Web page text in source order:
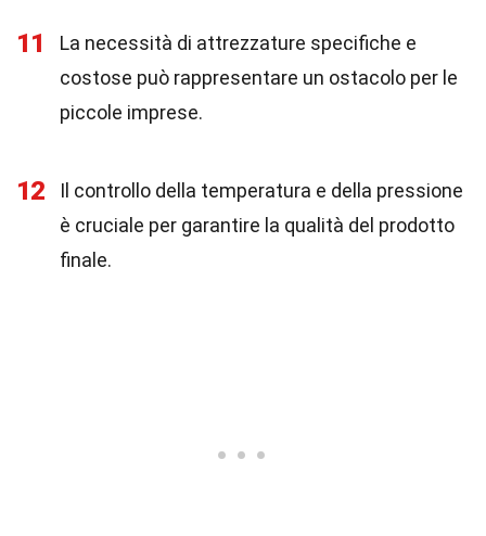
11
La necessità di attrezzature specifiche e
costose può rappresentare un ostacolo per le
piccole imprese.
12
Il controllo della temperatura e della pressione
è cruciale per garantire la qualità del prodotto
finale.